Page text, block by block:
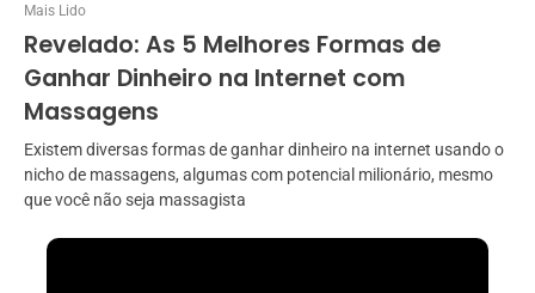
Mais Lido
Revelado: As 5 Melhores Formas de
Ganhar Dinheiro na Internet com
Massagens
Existem diversas formas de ganhar dinheiro na internet usando o
nicho de massagens, algumas com potencial milionário, mesmo
que você não seja massagista